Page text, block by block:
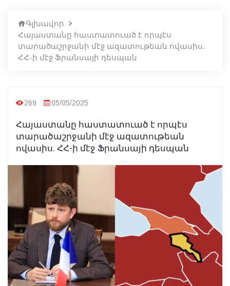
Գլխավոր
Հայաստանը հաստատուած է որպէս
տարածաշրջանի մէջ ազատութեան ովասիս.
ՀՀ-ի մէջ Ֆրանսայի դեսպան
269 05/05/2025
Հայաստանը հաստատուած է որպէս
տարածաշրջանի մէջ ազատութեան
ովասիս. ՀՀ-ի մէջ Ֆրանսայի դեսպան